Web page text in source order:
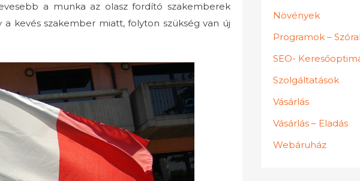
a munka az olasz fordító szakemberek
kevés szakember miatt, folyton szükség van új
Növények
Programok –
SEO-
Szolgáltatások
Vásárlás
Vásárlás – Eladás
Webáruház